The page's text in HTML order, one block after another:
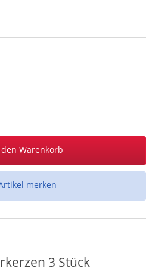
Warenkorb
merken
3 Stück